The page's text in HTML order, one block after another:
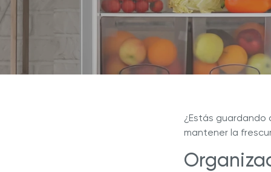
Royal Prestige®Extractor de Jugos
Royal Prestige ExperTea
Royal Prestige MultiPan Royal
Revista Royal Prestige
Programa de Referidos
¿Por
líder
¿Estás
mantener la